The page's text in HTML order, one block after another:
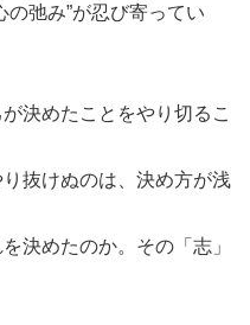
の弛み”が忍び寄ってい
決めたことをやり切るこ
抜けぬのは、決め方が浅
決めたのか。その「志」